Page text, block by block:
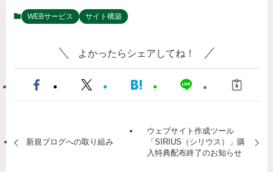
WEBサービス サイト構築
よかったらシェアしてね！
新規ブログへの取り組み
ウェブサイト作成ツール
「SIRIUS（シリウス）」購
入特典配布終了のお知らせ